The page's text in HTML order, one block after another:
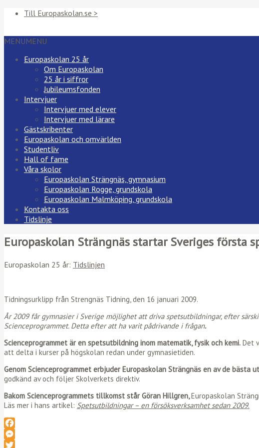
Till Europaskolan.se >
MENUMENU
Europaskolan 25 år
Om Europaskolan
25 år i siffror
Jubileumsfonden
Intervjuer
Intervjuer med elever
Intervjuer med lärare
Gästskribenter
Europaskolan och omvärlden
Studentliv
Hall of fame
Våra skolor
Europaskolan Strängnäs, gymnasium
Europaskolan Rogge, grundskola
Europaskolan Malmköping, grundskola
Kontakta oss
Tidslinje
Europaskolan Strängnäs startar Sveriges
Europaskolan 25 år: Tidslinjen
Tidningsurklipp från Strengnäs Tidning, den 16 januari 2009.
År 2009 får gymnasier i Sverige möjlighet att driva spetsutbildningar, efter
Scienceprogrammet. Detta efter att ha varit pådrivande i frågan.
Scienceprogrammet är en spetsutbildning inom matematik, fysik och kemi. Det
att delta i kurser på högskolan redan under gymnasietiden.
Genom Scienceprogrammet erbjuder Europaskolan Strängnäs en av de bästa
godkänd av och följer Skolverkets direktiv.
Bakom Scienceprogrammets tillkomst står Göran Hillgren,Europaskolan
Läs mer i hans artikel: Spetsutbildningar – en försöksverksamhet sedan 2009.
Facebook
Messenger